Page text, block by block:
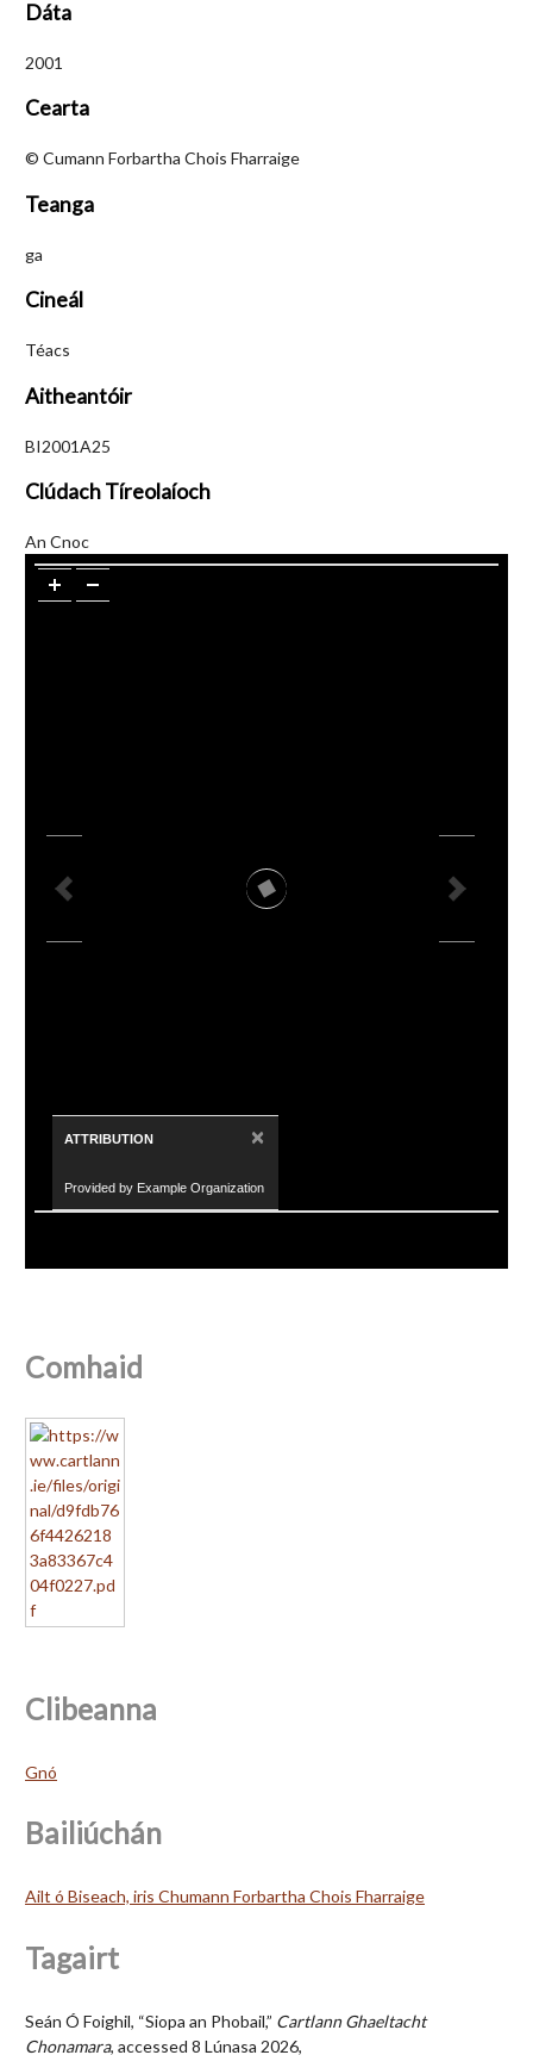
Dáta
2001
Cearta
© Cumann Forbartha Chois Fharraige
Teanga
ga
Cineál
Téacs
Aitheantóir
BI2001A25
Clúdach Tíreolaíoch
An Cnoc
ATTRIBUTION ×
Provided by Example Organization
Comhaid
Clibeanna
Gnó
Bailiúchán
Ailt ó Biseach, iris Chumann Forbartha Chois Fharraige
Tagairt
Seán Ó Foighil, “Siopa an Phobail,” Cartlann Ghaeltacht
Chonamara, accessed 8 Lúnasa 2026,